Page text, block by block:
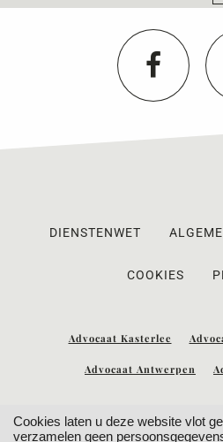
DIENSTENWET
COOKIES
Advocaat Kasterlee
Advocaat Antwerpen
Cookies laten u deze website vlot
verzamelen geen